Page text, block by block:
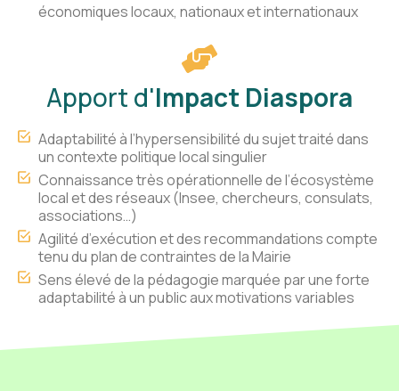
économiques locaux, nationaux et internationaux
Apport d'Impact Diaspora
Adaptabilité à l’hypersensibilité du sujet traité dans
un contexte politique local singulier
Connaissance très opérationnelle de l’écosystème
local et des réseaux (Insee, chercheurs, consulats,
associations…)
Agilité d’exécution et des recommandations compte
tenu du plan de contraintes de la Mairie
Sens élevé de la pédagogie marquée par une forte
adaptabilité à un public aux motivations variables